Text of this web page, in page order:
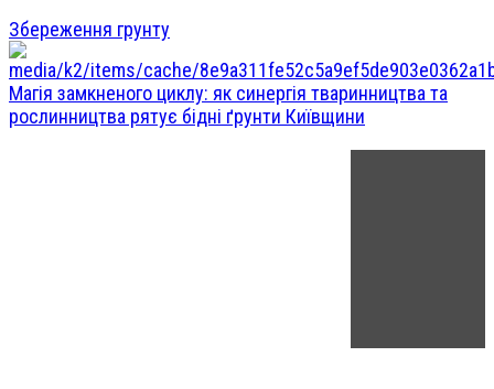
Збереження грунту
Магія замкненого циклу: як синергія тваринництва та
рослинництва рятує бідні ґрунти Київщини